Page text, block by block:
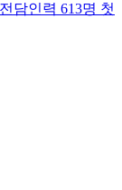
담인력 613명 첫